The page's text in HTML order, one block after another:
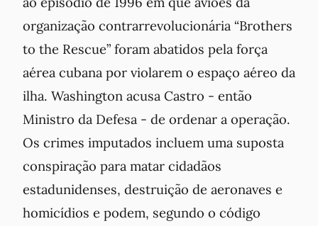
organização contrarrevolucionária “Brothers
to the Rescue” foram abatidos pela força
aérea cubana por violarem o espaço aéreo da
ilha. Washington acusa Castro - então
Ministro da Defesa - de ordenar a operação.
Os crimes imputados incluem uma suposta
conspiração para matar cidadãos
estadunidenses, destruição de aeronaves e
homicídios e podem, segundo o código